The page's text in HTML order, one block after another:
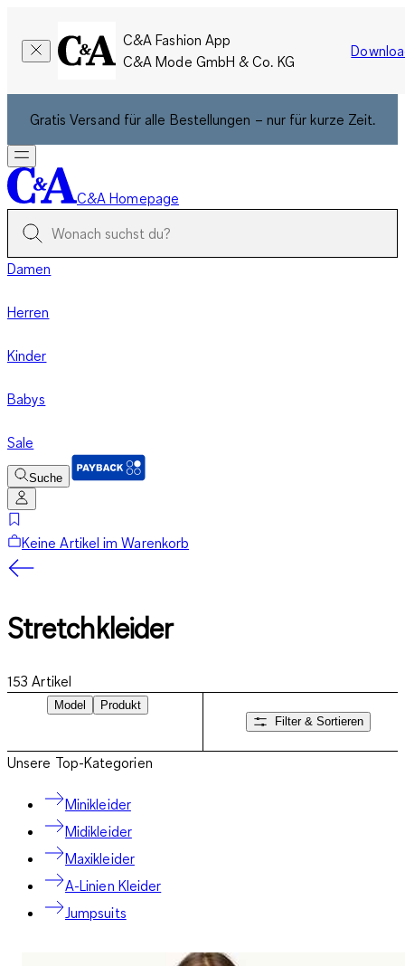
C&A Fashion App
C&A Mode GmbH & Co. KG
Gratis Versand für alle Bestellungen – nur für kurze Zeit.
C&A Homepage
Damen
Herren
Kinder
Babys
Sale
Suche
Keine Artikel im Warenkorb
Stretchkleider
153 Artikel
Model
Produkt
Filter & Sortieren
Unsere Top-Kategorien
Minikleider
Midikleider
Maxikleider
A-Linien Kleider
Jumpsuits